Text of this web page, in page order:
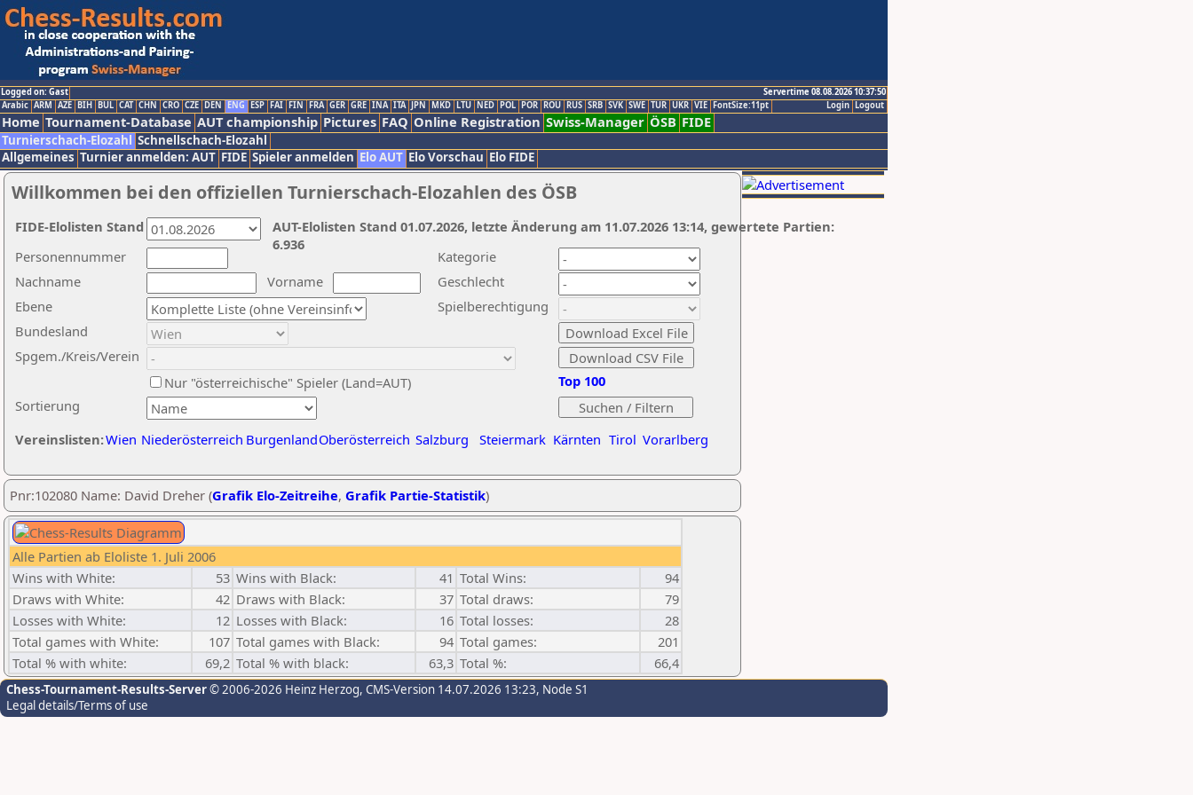
Logged on: Gast
Servertime 08.08.2026 10:37:50
Logout
Login
Arabic ARM AZE BIH BUL CAT CHN CRO CZE DEN ENG ESP FAI FIN FRA GER GRE INA ITA JPN MKD LTU NED POL POR ROU RUS SRB SVK SWE TUR UKR VIE FontSize:11pt
Home Tournament-Database AUT championship Pictures FAQ Online Registration Swiss-Manager ÖSB FIDE
Turnierschach-Elozahl Schnellschach-Elozahl
Allgemeines Turnier anmelden: AUT FIDE Spieler anmelden Elo AUT Elo Vorschau Elo FIDE
Willkommen bei den offiziellen Turnierschach-Elozahlen des ÖSB
Nachname
Vorname
Ebene
Kategorie
Sortierung
Personennummer
Bundesland
Spgem./Kreis/Verein
Geschlecht
Nur "österreichische" Spieler (Land=AUT)
Spielberechtigung
Vereinslisten:Wien Niederösterreich BurgenlandOberösterreich Salzburg Steiermark Kärnten Tirol Vorarlberg
Top 100
AUT-Elolisten Stand 01.07.2026, letzte Änderung am 11.07.2026 13:14, gewertete Partien:
6.936
FIDE-Elolisten Stand
Pnr:102080 Name: David Dreher (Grafik Elo-Zeitreihe, Grafik Partie-Statistik)
Alle Partien ab Eloliste 1. Juli 2006
Wins with White:
53 Wins with Black: 41 Total Wins:
94
Draws with White:
42 Draws with Black: 37 Total draws:
79
Losses with White:
12 Losses with Black: 16 Total losses:
28
Total games with White:
107 Total games with Black: 94 Total games:
201
Total % with white:
69,2 Total % with black: 63,3 Total %: 66,4
Chess-Tournament-Results-Server© 2006-2026 Heinz Herzog, CMS-Version 14.07.2026 13:23, Node S1
Legal details/Terms of use